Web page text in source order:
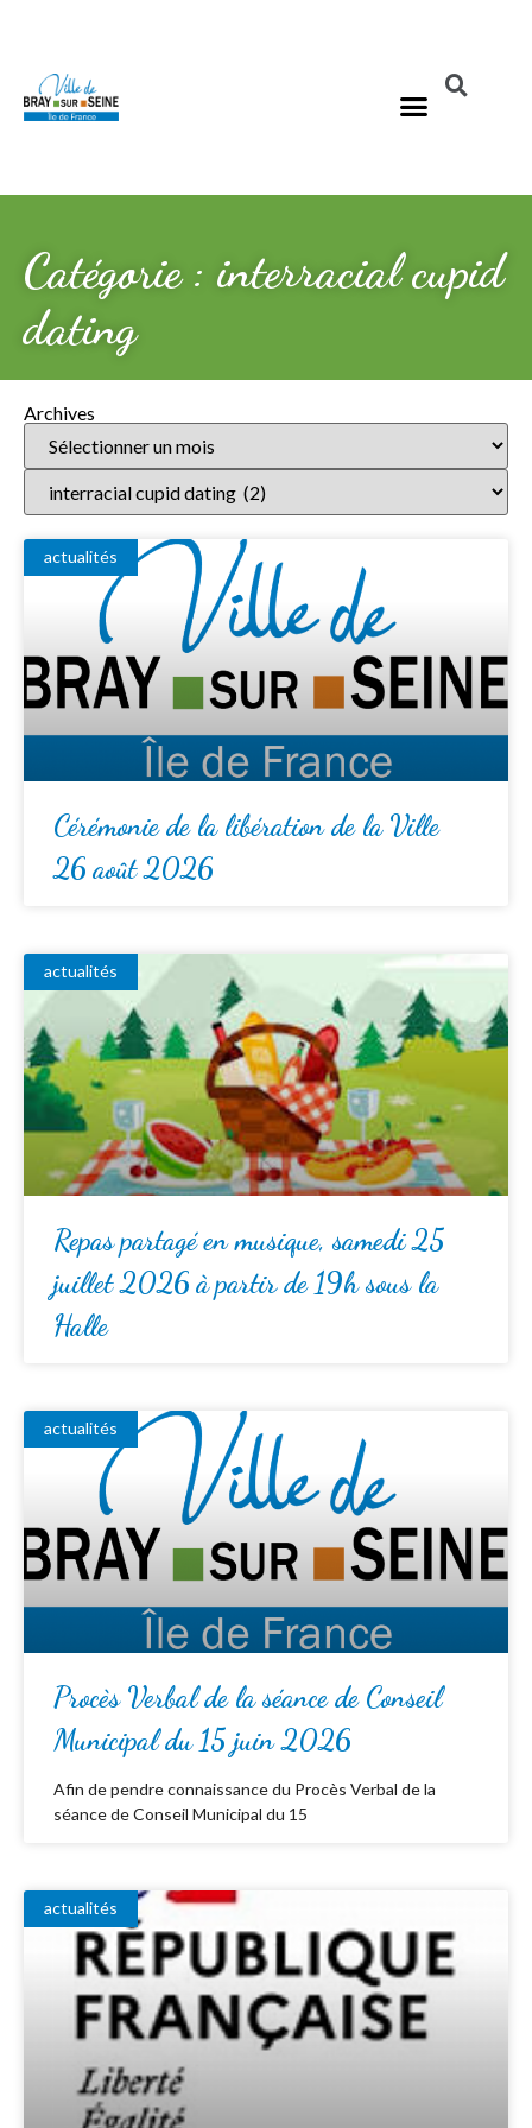
Catégorie : interracial cupid
dating
Archives
actualités
Cérémonie de la libération de la Ville
26 août 2026
actualités
Repas partagé en musique, samedi 25
juillet 2026 à partir de 19h sous la
Halle
actualités
Procès Verbal de la séance de Conseil
Municipal du 15 juin 2026
Afin de pendre connaissance du Procès Verbal de la
séance de Conseil Municipal du 15
actualités